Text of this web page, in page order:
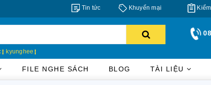
Khuyến mại
Tin tức
kyunghee
FILE NGHE SÁCH BLOG TÀI LIỆU